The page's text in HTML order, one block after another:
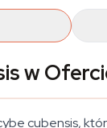
w
cubensis,